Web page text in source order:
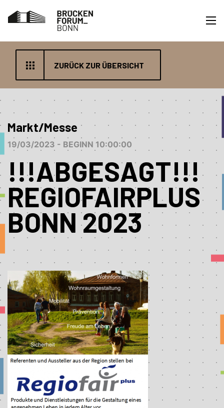
ZURÜCK ZUR ÜBERSICHT
Markt/Messe
19/03/2023 - BEGINN 10:00:00
!!!ABGESAGT!!!
REGIOFAIRPLUS
BONN 2023